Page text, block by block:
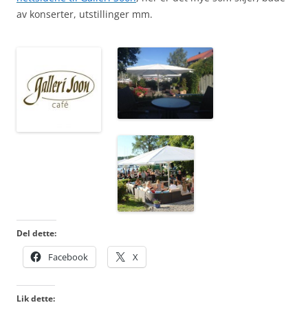
av konserter, utstillinger mm.
Del dette:
Facebook X
Lik dette: